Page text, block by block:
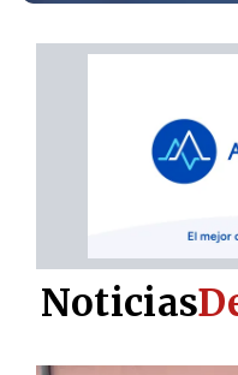
Noticias